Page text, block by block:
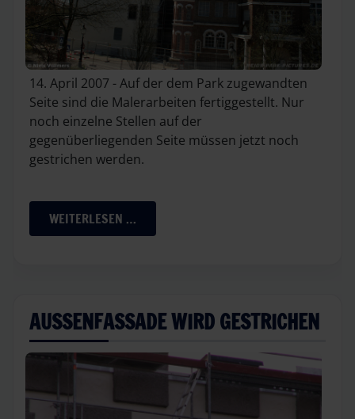
14. April 2007 - Auf der dem Park zugewandten
Seite sind die Malerarbeiten fertiggestellt. Nur
noch einzelne Stellen auf der
gegenüberliegenden Seite müssen jetzt noch
gestrichen werden.
WEITERLESEN …
AUSSENFASSADE WIRD GESTRICHEN